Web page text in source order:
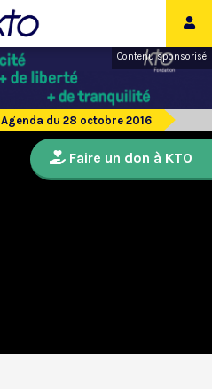
Contenu sponsorisé
Agenda du 28 octobre 2016
Faire un don à KTO